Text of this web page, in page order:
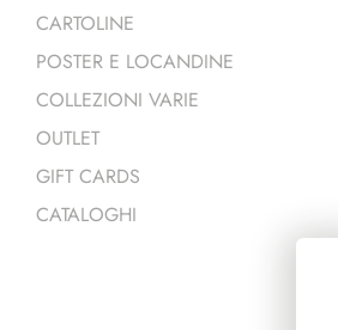
CARTOLINE
POSTER E LOCANDINE
COLLEZIONI VARIE
OUTLET
GIFT CARDS
CATALOGHI